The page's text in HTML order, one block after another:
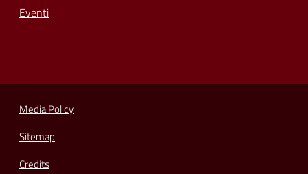
Eventi
Media Policy
Sitemap
Credits